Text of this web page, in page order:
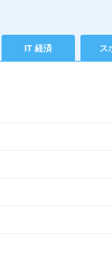
IT 経済 ス